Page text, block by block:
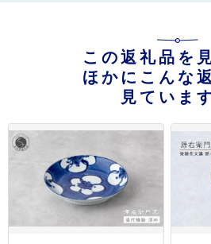
この返礼品を
ほかにこんな
見ていま